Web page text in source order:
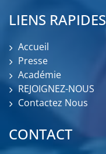
LIENS RAPIDES
Accueil
Presse
Académie
REJOIGNEZ-NOUS
Contactez Nous
CONTACT